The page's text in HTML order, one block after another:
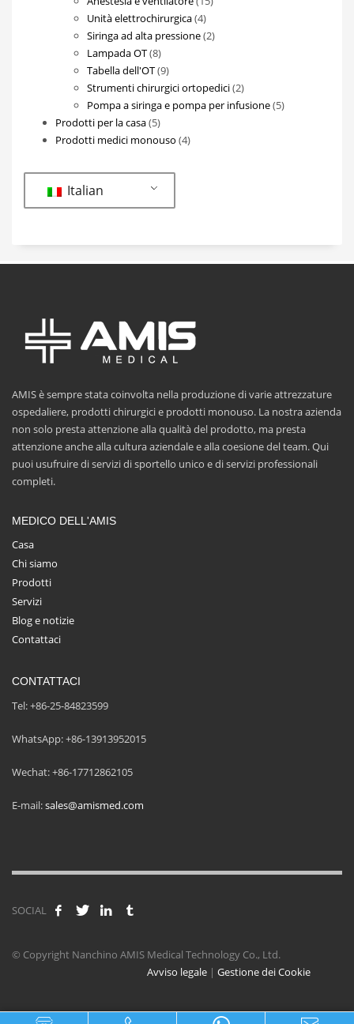
Unità elettrochirurgica 44
prodotti
Siringa ad alta pressione 22
Lampada OT 88
prodotti
Tabella dell'OT 99
prodotti
Strumenti chirurgici ortopedici 22
prodotti
Pompa a siringa e pompa per infusione 55
Prodotti per la casa 55
prodotti
Prodotti medici monouso 44
Italian
AMIS è sempre stata coinvolta nella produzione di varie attrezzature
ospedaliere, prodotti chirurgici e prodotti monouso. La nostra azienda
non solo presta attenzione alla qualità del prodotto, ma presta
attenzione anche alla cultura aziendale e alla coesione del team. Qui
puoi usufruire di servizi di sportello unico e di servizi professionali
completi.
MEDICO DELL'AMIS
Casa
Chi siamo
Prodotti
Servizi
Blog e notizie
Contattaci
CONTATTACI
Tel: +86-25-84823599
WhatsApp: +86-13913952015
Wechat: +86-17712862105
E-mail:sales@amismed.com
SOCIAL
© Copyright Nanchino AMIS Medical Technology Co., Ltd.
Avviso legale | Gestione dei Cookie